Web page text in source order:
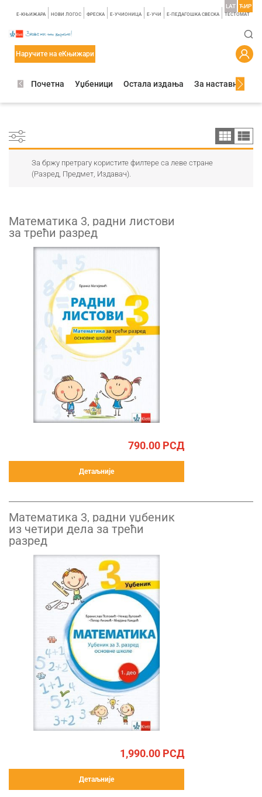
E-КЊИЖАРА НОВИ ЛОГОС ФРЕСКА E-УЧИОНИЦА E-УЧИ Е-ПЕДАГОШКА СВЕСКА TЕСТОМАТ
LAT ЋИР
Наручите на еКњижари
Почетна Уџбеници Остала издања За наставнике
За бржу претрагу користите филтере са леве стране
(Разред, Предмет, Издавач).
Математика 3, радни листови
за трећи разред
790.00 РСД
Детаљније
Математика 3, радни уџбеник
из четири дела за трећи
разред
1,990.00 РСД
Детаљније